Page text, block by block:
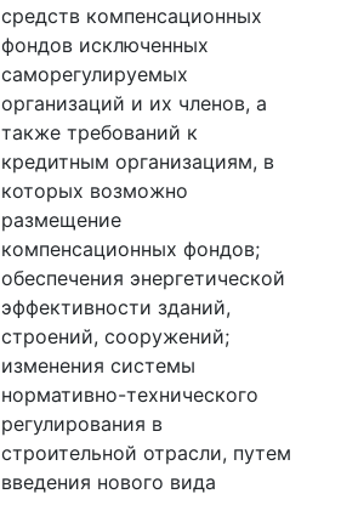
средств компенсационных
фондов исключенных
саморегулируемых
организаций и их членов, а
также требований к
кредитным организациям, в
которых возможно
размещение
компенсационных фондов;
обеспечения энергетической
эффективности зданий,
строений, сооружений;
изменения системы
нормативно-технического
регулирования в
строительной отрасли, путем
введения нового вида